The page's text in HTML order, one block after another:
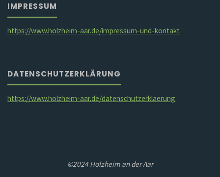
IMPRESSUM
https://www.holzheim-aar.de/impressum-und-kontakt
DATENSCHUTZERKLÄRUNG
https://www.holzheim-aar.de/datenschutzerklaerung
©2024 Holzheim an der Aar